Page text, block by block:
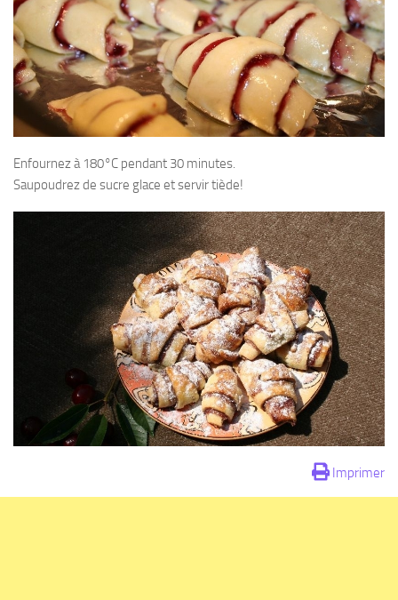
Enfournez à 180°C pendant 30 minutes.
Saupoudrez de sucre glace et servir tiède!
Imprimer